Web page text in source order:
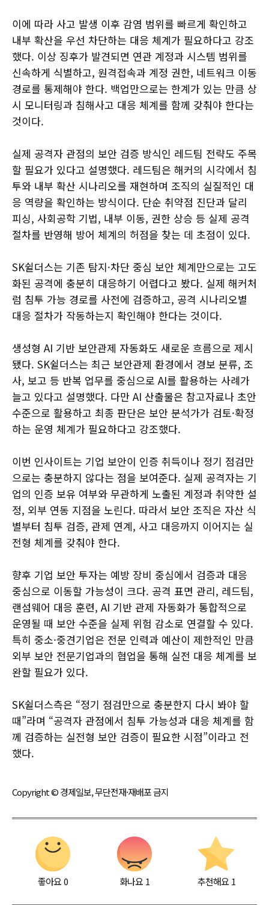
이에 따라 사고 발생 이후 감염 범위를 빠르게 확인하고
내부 확산을 우선 차단하는 대응 체계가 필요하다고 강조
했다. 이상 징후가 발견되면 연관 계정과 시스템 범위를
신속하게 식별하고, 원격접속과 계정 권한, 네트워크 이동
경로를 통제해야 한다. 백업만으로는 한계가 있는 만큼 상
시 모니터링과 침해사고 대응 체계를 함께 갖춰야 한다는
것이다.
실제 공격자 관점의 보안 검증 방식인 레드팀 전략도 주목
할 필요가 있다고 설명했다. 레드팀은 해커의 시각에서 침
투와 내부 확산 시나리오를 재현하며 조직의 실질적인 대
응 역량을 확인하는 방식이다. 단순 취약점 진단과 달리
피싱, 사회공학 기법, 내부 이동, 권한 상승 등 실제 공격
절차를 반영해 방어 체계의 허점을 찾는 데 초점이 있다.
SK쉴더스는 기존 탐지·차단 중심 보안 체계만으로는 고도
화된 공격에 충분히 대응하기 어렵다고 봤다. 실제 해커처
럼 침투 가능 경로를 사전에 검증하고, 공격 시나리오별
대응 절차가 작동하는지 확인해야 한다는 것이다.
생성형 AI 기반 보안관제 자동화도 새로운 흐름으로 제시
됐다. SK쉴더스는 최근 보안관제 환경에서 경보 분류, 조
사, 보고 등 반복 업무를 중심으로 AI를 활용하는 사례가
늘고 있다고 설명했다. 다만 AI 산출물은 참고자료나 초안
수준으로 활용하고 최종 판단은 보안 분석가가 검토·확정
하는 운영 체계가 필요하다고 강조했다.
이번 인사이트는 기업 보안이 인증 취득이나 정기 점검만
으로는 충분하지 않다는 점을 보여준다. 실제 공격자는 기
업의 인증 보유 여부와 무관하게 노출된 계정과 취약한 설
정, 외부 연동 지점을 노린다. 따라서 보안 조직은 자산 식
별부터 침투 검증, 관제 연계, 사고 대응까지 이어지는 실
전형 체계를 갖춰야 한다.
향후 기업 보안 투자는 예방 장비 중심에서 검증과 대응
중심으로 이동할 가능성이 크다. 공격 표면 관리, 레드팀,
랜섬웨어 대응 훈련, AI 기반 관제 자동화가 통합적으로
운영될 때 보안 수준을 실제 위험 감소로 연결할 수 있다.
특히 중소·중견기업은 전문 인력과 예산이 제한적인 만큼
외부 보안 전문기업과의 협업을 통해 실전 대응 체계를 보
완할 필요가 있다.
SK쉴더스측은 “정기 점검만으로 충분한지 다시 봐야 할
때”라며 “공격자 관점에서 침투 가능성과 대응 체계를 함
께 검증하는 실전형 보안 검증이 필요한 시점”이라고 전
했다.
Copyright © 경제일보, 무단전재·재배포 금지
좋아요0 화나요 1 추천해요 1